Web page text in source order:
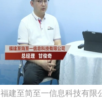
福建至简至一信息科技有